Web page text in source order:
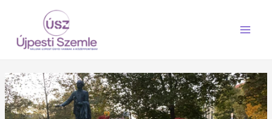
content